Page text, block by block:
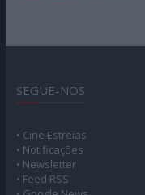
SEGUE-NOS
• Cine Estreias
• Notificações
• Newsletter
• Feed RSS